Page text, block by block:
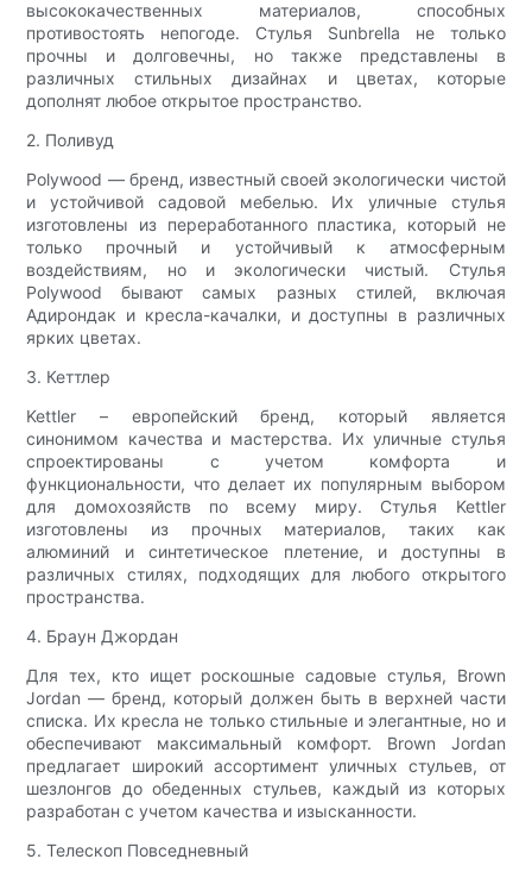
высококачественных материалов, способных
противостоять непогоде. Стулья Sunbrella не только
прочны и долговечны, но также представлены в
различных стильных дизайнах и цветах, которые
дополнят любое открытое пространство.
2. Поливуд
Polywood — бренд, известный своей экологически чистой
и устойчивой садовой мебелью. Их уличные стулья
изготовлены из переработанного пластика, который не
только прочный и устойчивый к атмосферным
воздействиям, но и экологически чистый. Стулья
Polywood бывают самых разных стилей, включая
Адирондак и кресла-качалки, и доступны в различных
ярких цветах.
3. Кеттлер
Kettler – европейский бренд, который является
синонимом качества и мастерства. Их уличные стулья
спроектированы с учетом комфорта и
функциональности, что делает их популярным выбором
для домохозяйств по всему миру. Стулья Kettler
изготовлены из прочных материалов, таких как
алюминий и синтетическое плетение, и доступны в
различных стилях, подходящих для любого открытого
пространства.
4. Браун Джордан
Для тех, кто ищет роскошные садовые стулья, Brown
Jordan — бренд, который должен быть в верхней части
списка. Их кресла не только стильные и элегантные, но и
обеспечивают максимальный комфорт. Brown Jordan
предлагает широкий ассортимент уличных стульев, от
шезлонгов до обеденных стульев, каждый из которых
разработан с учетом качества и изысканности.
5. Телескоп Повседневный